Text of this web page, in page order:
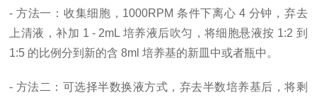
- 方法一：收集细胞，1000RPM 条件下离心 4 分钟，弃去
上清液，补加 1 - 2mL 培养液后吹匀，将细胞悬液按 1:2 到
1:5 的比例分到新的含 8ml 培养基的新皿中或者瓶中。
- 方法二：可选择半数换液方式，弃去半数培养基后，将剩